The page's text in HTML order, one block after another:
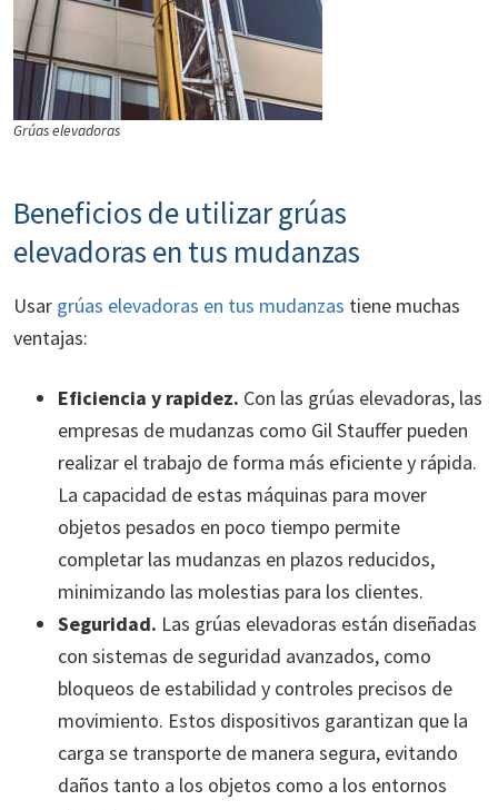
Grúas elevadoras
Beneficios de utilizar grúas
elevadoras en tus mudanzas
Usar grúas elevadoras en tus mudanzas tiene muchas
ventajas:
Eficiencia y rapidez. Con las grúas elevadoras, las
empresas de mudanzas como Gil Stauffer pueden
realizar el trabajo de forma más eficiente y rápida.
La capacidad de estas máquinas para mover
objetos pesados en poco tiempo permite
completar las mudanzas en plazos reducidos,
minimizando las molestias para los clientes.
Seguridad. Las grúas elevadoras están diseñadas
con sistemas de seguridad avanzados, como
bloqueos de estabilidad y controles precisos de
movimiento. Estos dispositivos garantizan que la
carga se transporte de manera segura, evitando
daños tanto a los objetos como a los entornos